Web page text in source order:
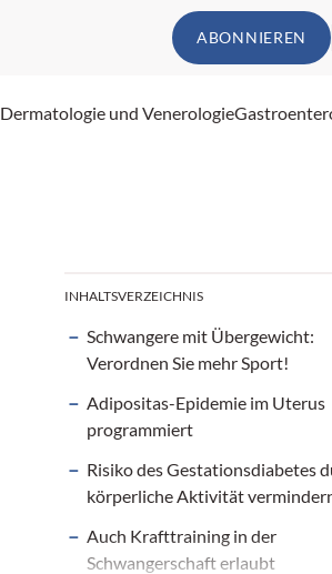
ABONNIEREN
Dermatologie und Venerologie
INHALTSVERZEICHNIS
Schwangere mit Übergewicht:
Verordnen Sie mehr Sport!
Adipositas-Epidemie im Uterus
programmiert
Risiko des Gestationsdiabetes
körperliche Aktivität
Auch Krafttraining in der
Schwangerschaft erlaubt